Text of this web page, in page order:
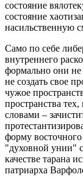
состояние
состояние
насильственную
Само по себе
внутреннего
формально они
не создать свое
чужое
пространства
словами –
форму восточного
"духовной унии"
качестве тарана
патриарха